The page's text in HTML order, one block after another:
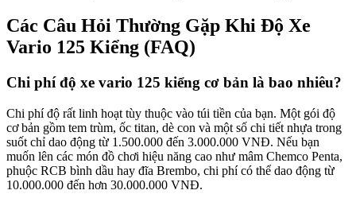
Các Câu Hỏi Thường Gặp Khi Độ Xe
Vario 125 Kiểng (FAQ)
Chi phí độ xe vario 125 kiểng cơ bản là bao nhiêu?
Chi phí độ rất linh hoạt tùy thuộc vào túi tiền của bạn. Một gói độ
cơ bản gồm tem trùm, ốc titan, dè con và một số chi tiết nhựa trong
suốt chỉ dao động từ 1.500.000 đến 3.000.000 VNĐ. Nếu bạn
muốn lên các món đồ chơi hiệu năng cao như mâm Chemco Penta,
phuộc RCB bình dầu hay đĩa Brembo, chi phí có thể dao động từ
10.000.000 đến hơn 30.000.000 VNĐ.